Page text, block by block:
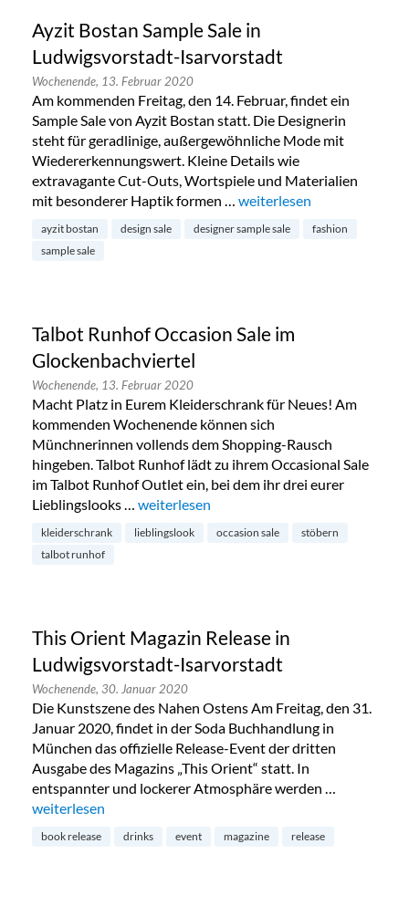
Ayzit Bostan Sample Sale in
Ludwigsvorstadt-Isarvorstadt
Wochenende, 13. Februar 2020
Am kommenden Freitag, den 14. Februar, findet ein
Sample Sale von Ayzit Bostan statt. Die Designerin
steht für geradlinige, außergewöhnliche Mode mit
Wiedererkennungswert. Kleine Details wie
extravagante Cut-Outs, Wortspiele und Materialien
mit besonderer Haptik formen … „Ayzit Bostan Sample
weiterlesen
ayzit bostan design sale designer sample sale
fashion
sample sale
Talbot Runhof Occasion Sale im
Glockenbachviertel
Wochenende, 13. Februar 2020
Macht Platz in Eurem Kleiderschrank für Neues! Am
kommenden Wochenende können sich
Münchnerinnen vollends dem Shopping-Rausch
hingeben. Talbot Runhof lädt zu ihrem Occasional Sale
im Talbot Runhof Outlet ein, bei dem ihr drei eurer
Lieblingslooks … „Talbot Runhof Occasion Sale im
weiterlesen
kleiderschrank lieblingslook occasion sale
stöbern
talbot runhof
This Orient Magazin Release in
Ludwigsvorstadt-Isarvorstadt
Wochenende, 30. Januar 2020
Die Kunstszene des Nahen Ostens Am Freitag, den 31.
Januar 2020, findet in der Soda Buchhandlung in
München das offizielle Release-Event der dritten
Ausgabe des Magazins „This Orient“ statt. In
entspannter und lockerer Atmosphäre werden …
„This Orient Magazin Release in Ludwigsvorstadt-
weiterlesen
book release drinks event magazine release